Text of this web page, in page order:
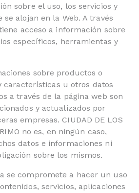
sobre el uso, los servicios y
se alojan en la Web. A través
acceso a información sobre
específicos, herramientas y
sobre productos o
características u otros datos
a través de la página web son
y actualizados por
empresas. CIUDAD DE LOS
no es, en ningún caso,
datos e informaciones ni
sobre los mismos.
se compromete a hacer un uso
servicios, aplicaciones